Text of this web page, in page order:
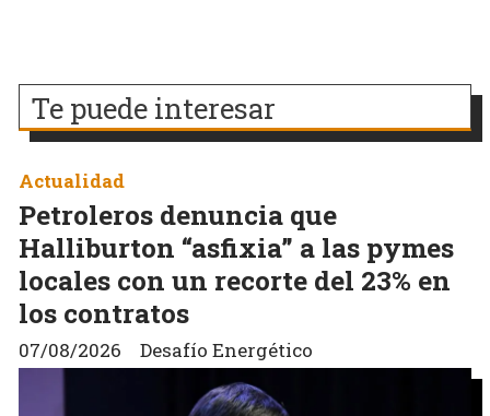
Te puede interesar
Petroleros denuncia que
Halliburton “asfixia” a las pymes
locales con un recorte del 23% en
los contratos
Desafío Energético
Actualidad
07/08/2026